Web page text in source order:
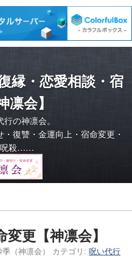
縁・恋愛相談・宿
凛会】
の神凛会。
復讐・金運向上・宿命変更・
呪殺……
更【神凛会】
（神凛会） カテゴリ: 呪い代行